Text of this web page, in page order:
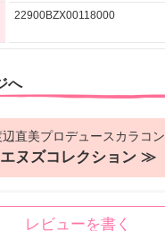
22900BZX00118000
へ
辺直美プロデュースカラコン
エヌズコレクション ≫
レビューを書く